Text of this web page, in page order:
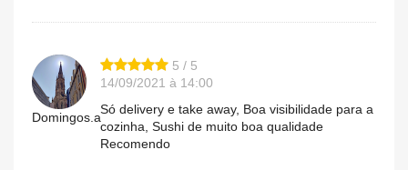
Domingos.a
5 / 5
14/09/2021 à 14:00
Só delivery e take away, Boa visibilidade para a
cozinha, Sushi de muito boa qualidade
Recomendo